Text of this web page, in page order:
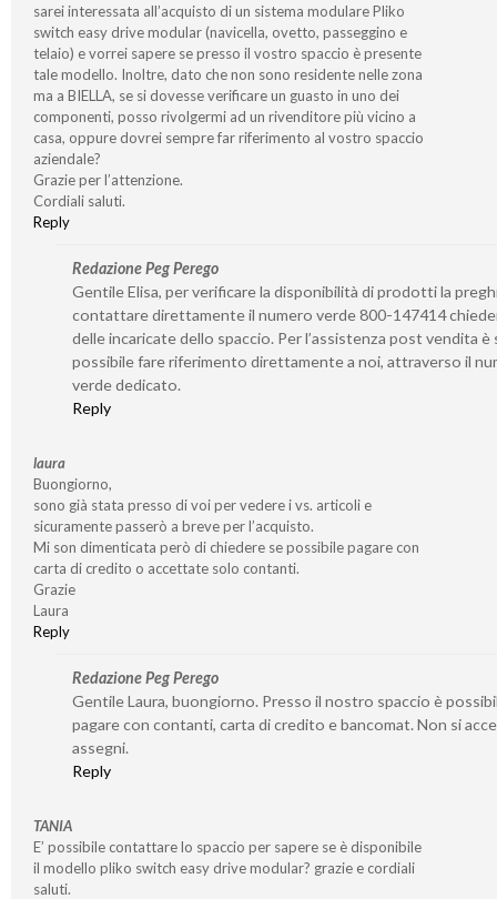
sarei interessata all’acquisto di un sistema modulare Pliko
switch easy drive modular (navicella, ovetto, passeggino e
telaio) e vorrei sapere se presso il vostro spaccio è presente
tale modello. Inoltre, dato che non sono residente nelle zona
ma a BIELLA, se si dovesse verificare un guasto in uno dei
componenti, posso rivolgermi ad un rivenditore più vicino a
casa, oppure dovrei sempre far riferimento al vostro spaccio
aziendale?
Grazie per l’attenzione.
Cordiali saluti.
Reply
Redazione Peg Perego
Gentile Elisa, per verificare la disponibilità di prodotti la
contattare direttamente il numero verde 800-147414
delle incaricate dello spaccio. Per l’assistenza post vendita è
possibile fare riferimento direttamente a noi, attraverso il
verde dedicato.
Reply
laura
Buongiorno,
sono già stata presso di voi per vedere i vs. articoli e
sicuramente passerò a breve per l’acquisto.
Mi son dimenticata però di chiedere se possibile pagare con
carta di credito o accettate solo contanti.
Grazie
Laura
Reply
Redazione Peg Perego
Gentile Laura, buongiorno. Presso il nostro spaccio è
pagare con contanti, carta di credito e bancomat. Non si
assegni.
Reply
TANIA
E’ possibile contattare lo spaccio per sapere se è disponibile
il modello pliko switch easy drive modular? grazie e cordiali
saluti.